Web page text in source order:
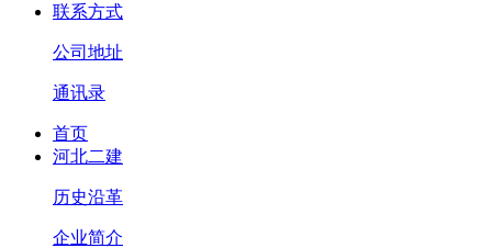
联系方式
公司地址
通讯录
首页
河北二建
历史沿革
企业简介